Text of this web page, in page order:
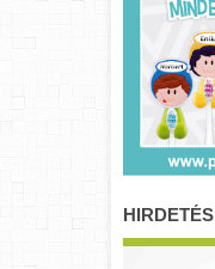
HIRDETÉS